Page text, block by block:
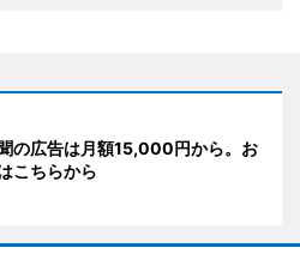
の広告は月額15,000円から。お
こちらから